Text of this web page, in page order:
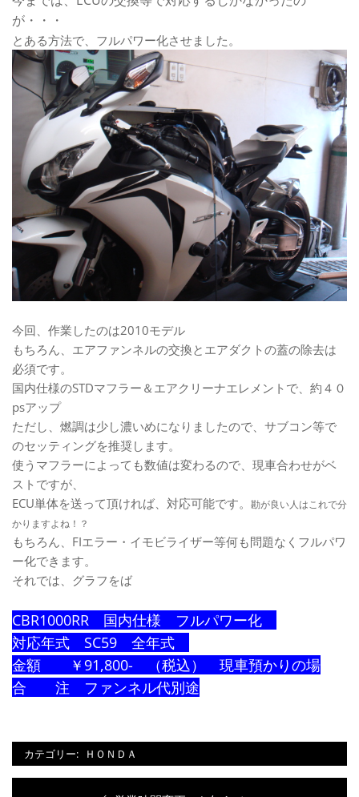
が・・・
とある方法で、フルパワー化させました。
今回、作業したのは2010モデル
もちろん、エアファンネルの交換とエアダクトの蓋の除去は
必須です。
国内仕様のSTDマフラー＆エアクリーナエレメントで、約４０
psアップ
ただし、燃調は少し濃いめになりましたので、サブコン等で
のセッティングを推奨します。
使うマフラーによっても数値は変わるので、現車合わせがベ
ストですが、
ECU単体を送って頂ければ、対応可能です。 勘が良い人はこれで分
かりますよね！？
もちろん、FIエラー・イモビライザー等何も問題なくフルパワ
ー化できます。
それでは、グラフをば
CBR1000RR 国内仕様 フルパワー化
対応年式 SC59 全年式
金額 ￥91,800- （税込） 現車預かりの場
合 注 ファンネル代別途
カテゴリー: ＨＯＮＤＡ